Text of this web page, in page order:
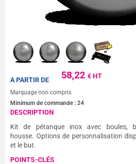
58,22€ HT
A PARTIR DE
Marquage non compris
Minimum de commande :24
DESCRIPTION
Kit de pétanque inox avec boules,
housse. Options de personnalisation
et le but.
POINTS-CLÉS